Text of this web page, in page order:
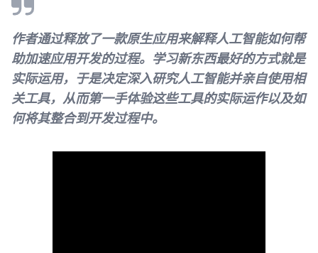
作者通过释放了一款原生应用来解释人工智能如何帮
助加速应用开发的过程。学习新东西最好的方式就是
实际运用，于是决定深入研究人工智能并亲自使用相
关工具，从而第一手体验这些工具的实际运作以及如
何将其整合到开发过程中。